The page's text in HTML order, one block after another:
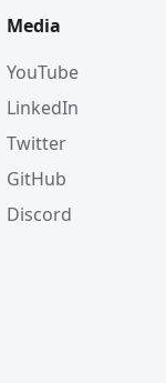
Media
YouTube
LinkedIn
Twitter
GitHub
Discord